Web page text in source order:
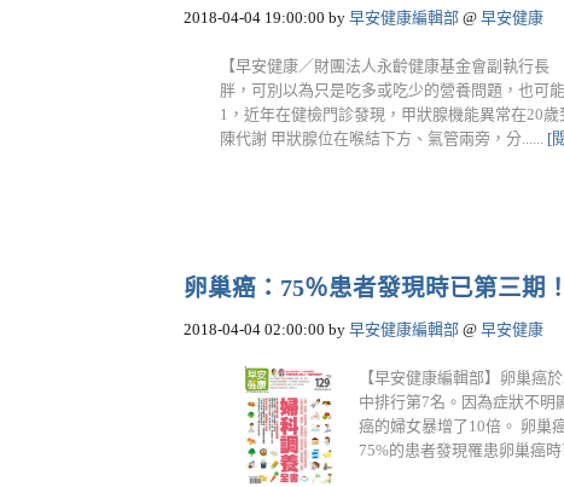
2018-04-04 19:00:00 by 早安健康編輯部 @ 早安健康
【早安健康／財團法人永齡健康基金會副執行
胖，可別以為只是吃多或吃少的營養問題，也可
1，近年在健檢門診發現，甲狀腺機能異常在20
陳代謝 甲狀腺位在喉結下方、氣管兩旁，分...... [
卵巢癌：75％患者發現時已第三期
2018-04-04 02:00:00 by 早安健康編輯部 @ 早安健康
【早安健康編輯部】卵巢癌
中排行第7名。因為症狀不明
癌的婦女暴增了10倍。 卵巢
75%的患者發現罹患卵巢癌時